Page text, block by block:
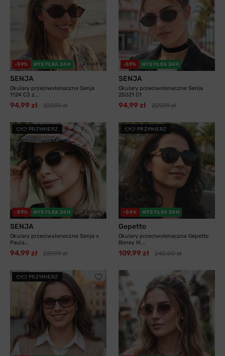
-59% WYSYŁKA 24H 2 kolory
SENJA
Okulary przeciwsłoneczne Senja
1124 C3 z...
94,99 zł 229,99 zł
-59% WYSYŁKA 24H
SENJA
Okulary przeciwsłoneczne Senja
25021 C1
94,99 zł 229,99 zł
PRZYMIERZ
-59% WYSYŁKA 24H 2 kolory
SENJA
Okulary przeciwsłoneczne Senja x
Paula...
94,99 zł 229,99 zł
PRZYMIERZ
-54% WYSYŁKA 24H
Gepetto
Okulary przeciwsłoneczne Gepetto
Boney M...
109,99 zł 240,00 zł
PRZYMIERZ